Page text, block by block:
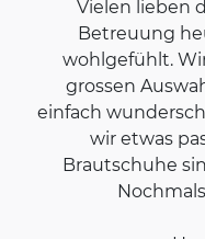
Vielen lieben
Betreuung
wohlgefühlt.
grossen
einfach
wir etwas
Brautschuhe